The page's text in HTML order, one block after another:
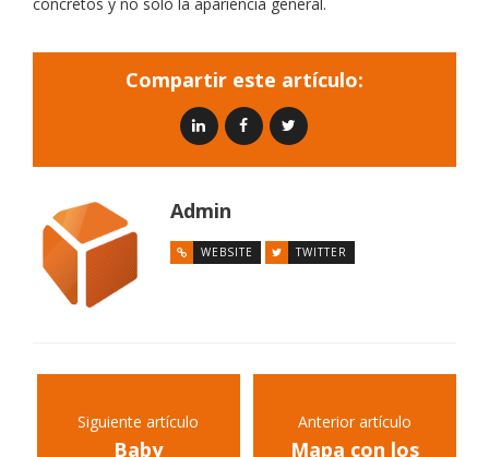
Compartir este artículo:
Admin
WEBSITE TWITTER
Siguiente artículo
Baby
Anterior artículo
Mapa con los